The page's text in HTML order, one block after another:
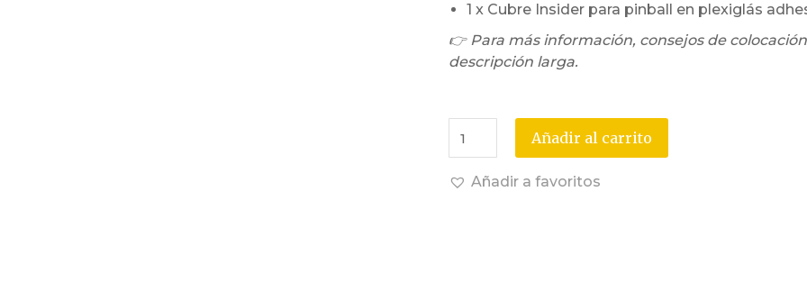
1 x Cubre Insider para pinball en plexiglás
👉 Para más información, consejos de
descripción larga.
Añadir al carrito
Añadir a favoritos